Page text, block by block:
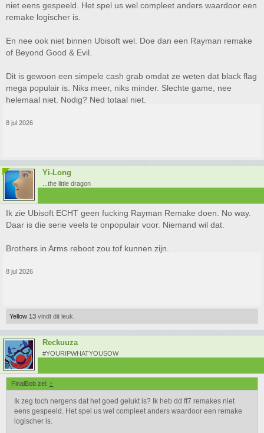
niet eens gespeeld. Het spel us wel compleet anders waardoor een
remake logischer is.
En nee ook niet binnen Ubisoft wel. Doe dan een Rayman remake
of Beyond Good & Evil.
Dit is gewoon een simpele cash grab omdat ze weten dat black flag
mega populair is. Niks meer, niks minder. Slechte game, nee
helemaal niet. Nodig? Ned totaal niet.
8 jul 2026
Yi-Long
...the little dragon
Ik zie Ubisoft ECHT geen fucking Rayman Remake doen. No way.
Daar is die serie veels te onpopulair voor. Niemand wil dat.
Brothers in Arms reboot zou tof kunnen zijn.
8 jul 2026
Yellow 13 vindt dit leuk.
Reckuuza
#YOURIPWHATYOUSOW
FinalBob zei: ↑
Ik zeg toch nergens dat het goed gelukt is? Ik heb dd ff7 remakes niet
eens gespeeld. Het spel us wel compleet anders waardoor een remake
logischer is.